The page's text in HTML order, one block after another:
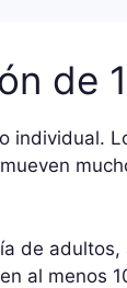
de
individual.
de
al menos